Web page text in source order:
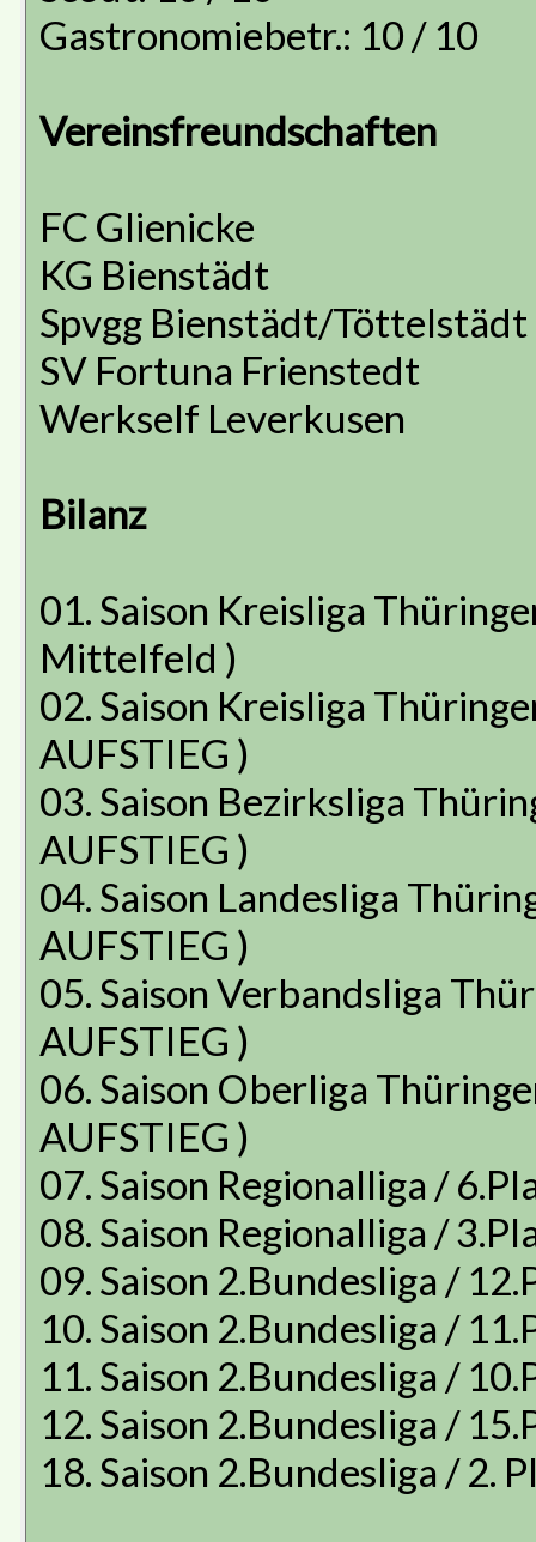
Gastronomiebetr.: 10 / 10
Vereinsfreundschaften
FC Glienicke
KG Bienstädt
Spvgg Bienstädt/Töttelstädt
SV Fortuna Frienstedt
Werkself Leverkusen
Bilanz
01. Saison Kreisliga
Mittelfeld )
02. Saison Kreisliga
AUFSTIEG )
03. Saison Bezirksliga
AUFSTIEG )
04. Saison Landesliga
AUFSTIEG )
05. Saison Verbandsliga
AUFSTIEG )
06. Saison Oberliga
AUFSTIEG )
07. Saison Regionalliga /
08. Saison Regionalliga /
09. Saison 2.Bundesliga /
10. Saison 2.Bundesliga /
11. Saison 2.Bundesliga /
12. Saison 2.Bundesliga /
18. Saison 2.Bundesliga / 2.